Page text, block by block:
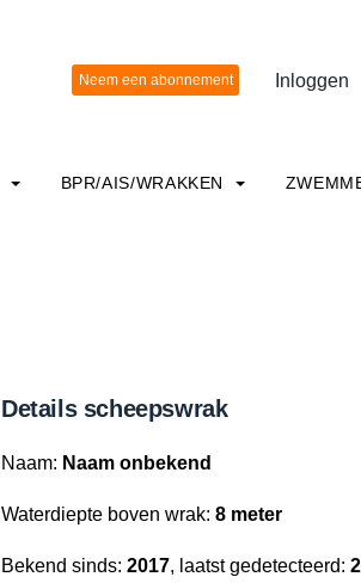
Inloggen
BPR/AIS/WRAKKEN
Details scheepswrak
Naam: Naam onbekend
Waterdiepte boven wrak: 8 meter
Bekend sinds: 2017, laatst gedetecteerd: